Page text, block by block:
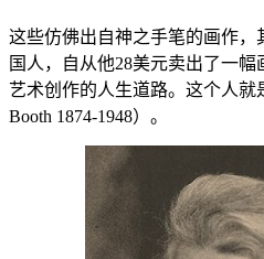
这些仿佛出自神之手笔的画作
国人，自从他28美元卖出了一
艺术创作的人生道路。这个人就
Booth 1874-1948）。